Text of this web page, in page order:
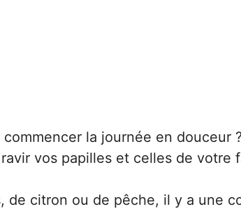
la journée en douceur
vos papilles et celles de votre
de citron ou de pêche, il y a une